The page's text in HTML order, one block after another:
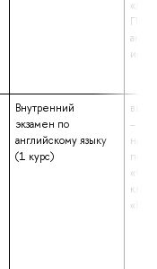
Внутренний
экзамен по
английскому языку
(1 курс)
–